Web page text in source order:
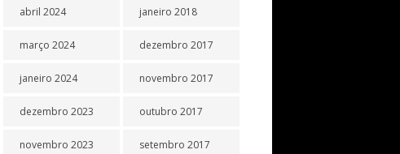
abril 2024
março 2024
janeiro 2024
dezembro 2023
novembro 2023
janeiro 2018
dezembro 2017
novembro 2017
outubro 2017
setembro 2017